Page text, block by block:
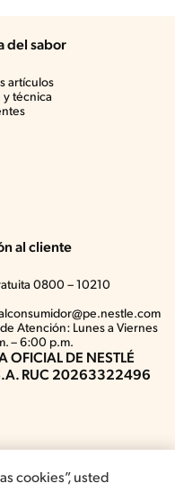
del sabor
artículos
y técnica
al cliente
0800 – 10210
Atención: Lunes a Viernes
– 6:00 p.m.
OFICIAL DE NESTLÉ
RUC 20263322496
cookies”, usted